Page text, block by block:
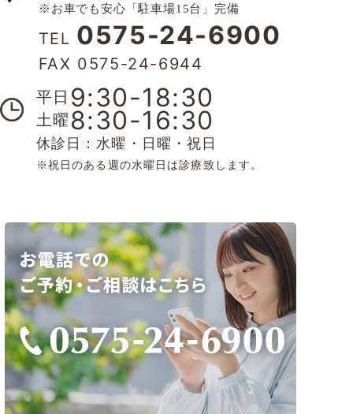
※お車でも安心「駐車場15台」完備
TEL 0575-24-6900
FAX 0575-24-6944
平日 9:30-18:30
土曜 8:30-16:30
休診日：水曜・日曜・祝日
※祝日のある週の水曜日は診療致します。